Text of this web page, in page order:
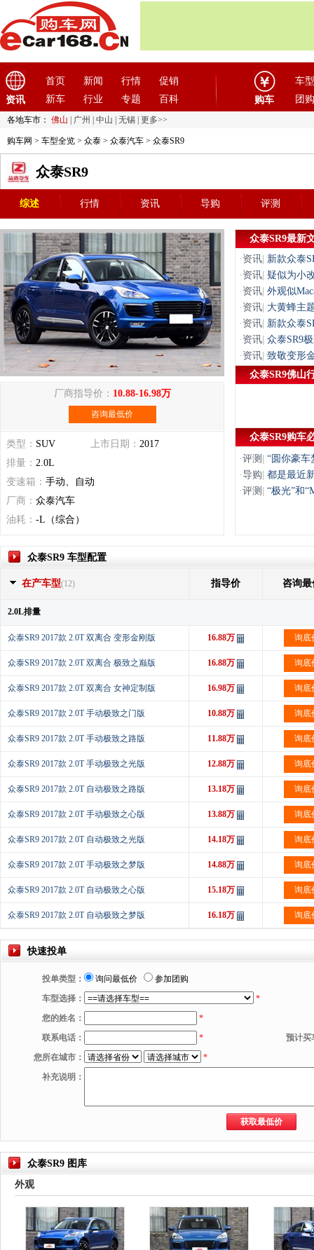
资讯
首页 新闻 行情
促销
新车
行业 专题 百科 购车
车型
团购
各地车市： 佛山 广州 中山 无锡 更多>>
购车网 > 车型全览 > 众泰 > 众泰汽车 > 众泰SR9
众泰SR9
综述 行情 资讯 导购 评测
厂商指导价： 10.88-16.98万
咨询最低价
类型： SUV 上市日期： 2017
排量： 2.0L
变速箱： 手动、自动
厂商： 众泰汽车
油耗： -L（综合）
众泰SR9最新
· 资讯 新款众泰
· 资讯 疑似为小
· 资讯 外观似
· 资讯 大黄蜂主
· 资讯 新款众泰
· 资讯 众泰SR9
· 资讯 致敬变形
众泰SR9佛山
众泰SR9购车
·评测
“圆你豪车
·导购 都是最近
·评测 “极光”和
众泰SR9 车型配置
在产车型(12) 指导价 咨询最
2.0L排量
众泰SR9 2017款 2.0T 双离合 变形金刚版 16.88万 询底
众泰SR9 2017款 2.0T 双离合 极致之巅版 16.88万 询底
众泰SR9 2017款 2.0T 双离合 女神定制版 16.98万 询底
众泰SR9 2017款 2.0T 手动极致之门版 10.88万 询底
众泰SR9 2017款 2.0T 手动极致之路版 11.88万 询底
众泰SR9 2017款 2.0T 手动极致之光版 12.88万 询底
众泰SR9 2017款 2.0T 自动极致之路版 13.18万 询底
众泰SR9 2017款 2.0T 手动极致之心版 13.88万 询底
众泰SR9 2017款 2.0T 自动极致之光版 14.18万 询底
众泰SR9 2017款 2.0T 手动极致之梦版 14.88万 询底
众泰SR9 2017款 2.0T 自动极致之心版 15.18万 询底
众泰SR9 2017款 2.0T 自动极致之梦版 16.18万 询底
快速投单
投单类型： 询问最低价
参加团购
车型选择：
*
您的姓名：
*
联系电话：
*
预计买
您所在城市：
*
补充说明：
众泰SR9 图库
外观